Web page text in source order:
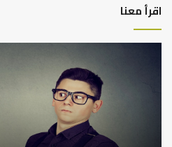
اقرأ معنا
من